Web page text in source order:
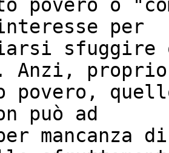
povero o
per
sfuggire
Anzi, proprio
povero,
può ad
mancanza